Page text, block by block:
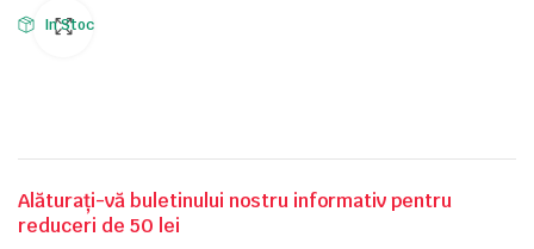
In Stoc
Alăturați-vă buletinului nostru informativ pentru
reduceri de 50 lei